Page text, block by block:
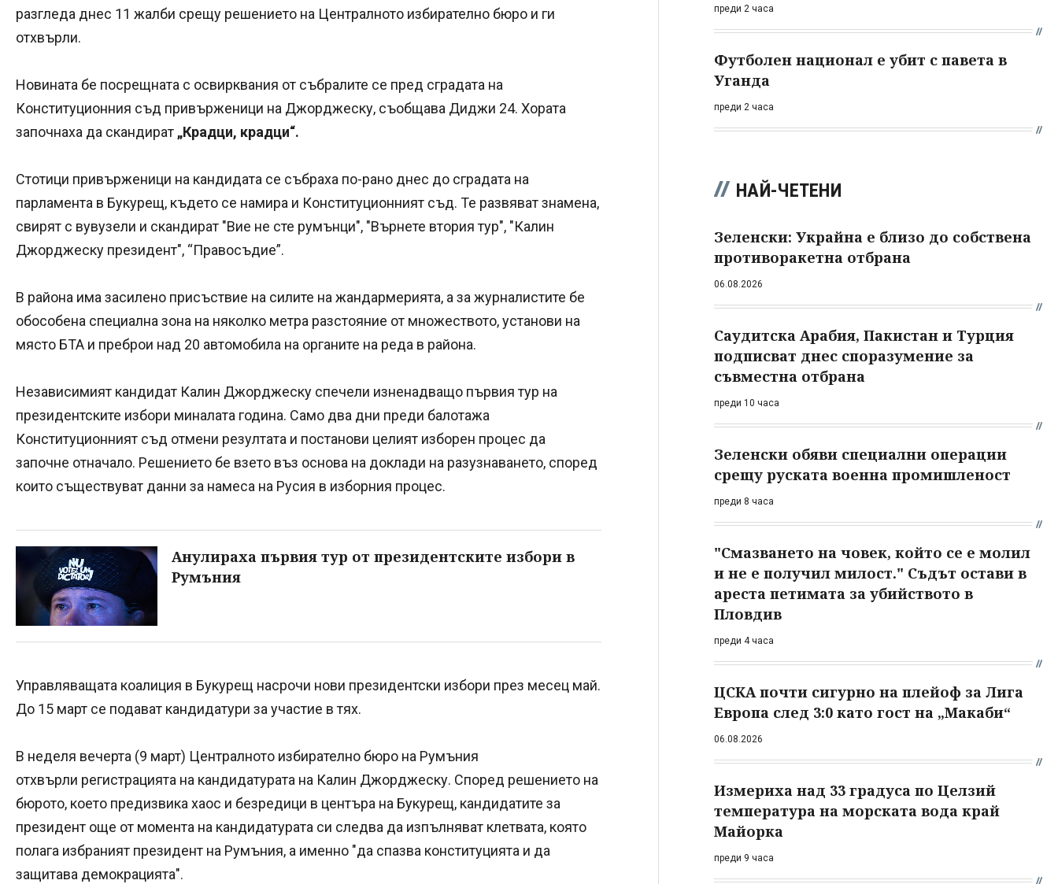
разгледа днес 11 жалби срещу решението на Централното избирателно бюро и ги
отхвърли.
Новината бе посрещната с освирквания от събралите се пред сградата на
Конституционния съд привърженици на Джорджеску, съобщава Диджи 24. Хората
започнаха да скандират „Крадци, крадци“.
Стотици привърженици на кандидата се събраха по-рано днес до сградата на
парламента в Букурещ, където се намира и Конституционният съд. Те развяват знамена,
свирят с вувузели и скандират "Вие не сте румънци", "Върнете втория тур", "Калин
Джорджеску президент", “Правосъдие”.
В района има засилено присъствие на силите на жандармерията, а за журналистите бе
обособена специална зона на няколко метра разстояние от множеството, установи на
място БТА и преброи над 20 автомобила на органите на реда в района.
Независимият кандидат Калин Джорджеску спечели изненадващо първия тур на
президентските избори миналата година. Само два дни преди балотажа
Конституционният съд отмени резултата и постанови целият изборен процес да
започне отначало. Решението бе взето въз основа на доклади на разузнаването, според
които съществуват данни за намеса на Русия в изборния процес.
Анулираха първия тур от президентските избори в
Румъния
Управляващата коалиция в Букурещ насрочи нови президентски избори през месец май.
До 15 март се подават кандидатури за участие в тях.
В неделя вечерта (9 март) Централното избирателно бюро на Румъния
отхвърли регистрацията на кандидатурата на Калин Джорджеску. Според решението на
бюрото, което предизвика хаос и безредици в центъра на Букурещ, кандидатите за
президент още от момента на кандидатурата си следва да изпълняват клетвата, която
полага избраният президент на Румъния, а именно "да спазва конституцията и да
защитава демокрацията".
преди 2 часа
Футболен национал е убит с павета в
Уганда
преди 2 часа
НАЙ-ЧЕТЕНИ
Зеленски: Украйна е близо до собствена
противоракетна отбрана
06.08.2026
Саудитска Арабия, Пакистан и Турция
подписват днес споразумение за
съвместна отбрана
преди 10 часа
Зеленски обяви специални операции
срещу руската военна промишленост
преди 8 часа
"Смазването на човек, който се е молил
и не е получил милост." Съдът остави в
ареста петимата за убийството в
Пловдив
преди 4 часа
ЦСКА почти сигурно на плейоф за Лига
Европа след 3:0 като гост на „Макаби“
06.08.2026
Измериха над 33 градуса по Целзий
температура на морската вода край
Майорка
преди 9 часа